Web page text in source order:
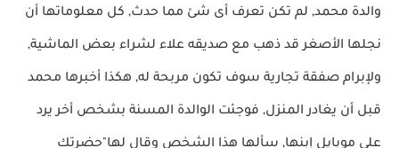
والدة محمد, لم تكن تعرف أى شئ مما حدث, كل معلوماتها أن
نجلها الأصغر قد ذهب مع صديقه علاء لشراء بعض الماشية,
ولإبرام صفقة تجارية سوف تكون مربحة له, هكذا أخبرها محمد
قبل أن يغادر المنزل, فوجئت الوالدة المسنة بشخص أخر يرد
على موبايل إبنها, سألها هذا الشخص وقال لها"حضرتك